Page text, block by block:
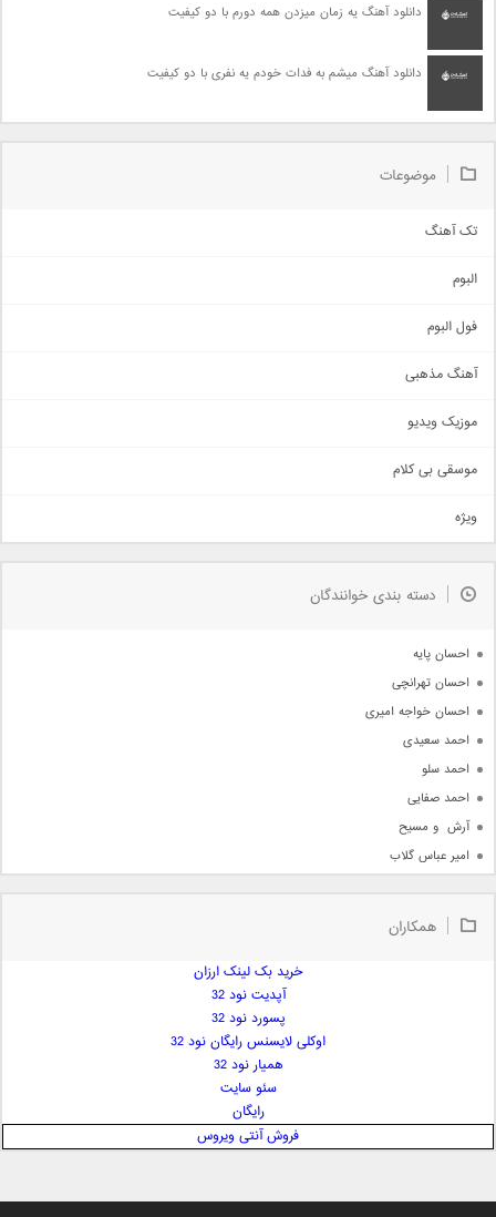
دانلود آهنگ یه زمان میزدن همه دورم با دو کیفیت
دانلود آهنگ میشم به فدات خودم یه نفری با دو کیفیت
موضوعات
تک آهنگ
اجتماعی
حماسی
سنتی
اهنگ بندرعباسی
دمو
مذهبی
جدیدترین ها
البوم
فول البوم
آهنگ مذهبی
موزیک ویدیو
موسقی بی کلام
ویژه
دسته بندی خوانندگان
احسان پایه
احسان تهرانچی
احسان خواجه امیری
احمد سعیدی
احمد سلو
احمد صفایی
آرش  و مسیح
امیر عباس گلاب
امیر علی
ایمان غلامی
بابک جهانبخش
همکاران
خرید بک لینک ارزان
آپدیت نود 32
پسورد نود 32
اوکلی لایسنس رایگان نود 32
همیار نود 32
سئو سایت
رایگان
فروش آنتی ویروس